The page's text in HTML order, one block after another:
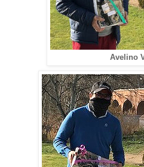
Avelino